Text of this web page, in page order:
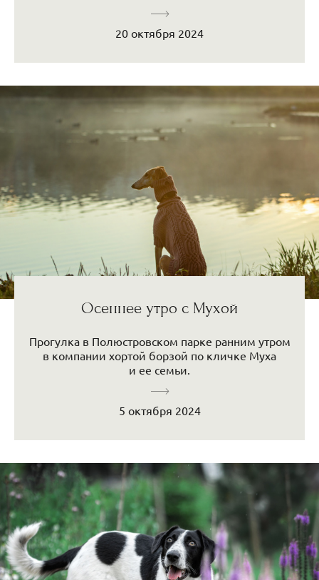
20 октября 2024
Осеннее утро с Мухой
Прогулка в Полюстровском парке ранним утром
в компании хортой борзой по кличке Муха
и ее семьи.
5 октября 2024